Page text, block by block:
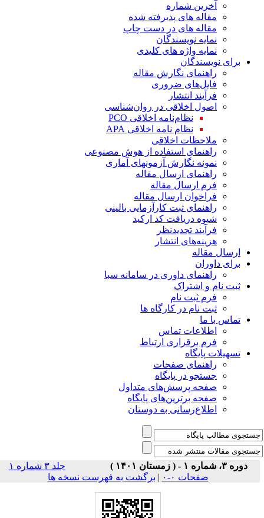
آخرین شماره
مقاله های پذیرفته شده
مقاله های در دست چاپ
نمایه نویسندگان
نمایه واژه های کلیدی
برای نویسندگان
راهنمای نگارش مقاله
فایل‌های ضروری
فرآیند انتشار
اصول اخلاقی در روان‌شناسی
نظام‌نامه اخلاقی PCO
نظام نامه اخلاقی APA
ملاحظات اخلاقی
راهنمای استفاده از هوش مصنوعی
نمونه نگارش آزمونهای آماری
راهنمای ارسال مقاله
فرم ارسال مقاله
فراخوان ارسال مقاله
راهنمای ثبت کارآزمایی بالینی
شیوه دریافت کد ارکید
فرآیند تجدیدنظر
هزینه‌های انتشار
ارسال مقاله
برای داوران
راهنمای داوری در سامانه سبا
ثبت نام و اشتراک
فرم ثبت نام
ثبت نام در کارگاه ها
تماس با ما
اطلاعات تماس
فرم برقراری ارتباط
تسهیلات پایگاه
راهنمای صفحات
جستجو در پایگاه
صفحه پرسش‌های متداول
صفحه برترین‌های پایگاه
اطلاع‌رسانی به دوستان
دوره ۳، شماره ۱ - ( زمستان ۱۴۰۱ )
جلد ۳ شماره ۱
صفحات ۰-۰
| برگشت به فهرست نسخه ها